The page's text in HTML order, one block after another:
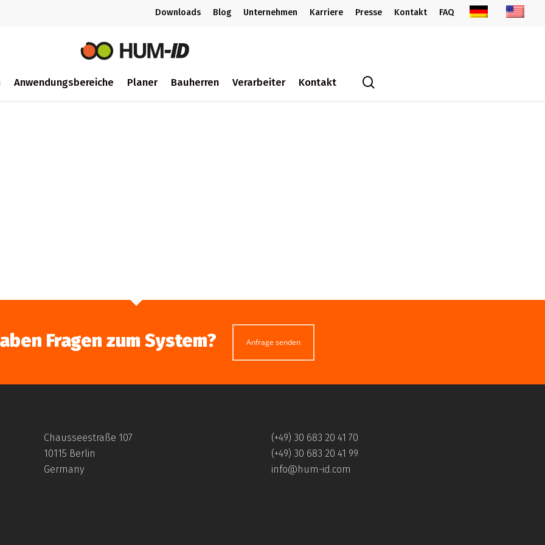
Downloads Blog Unternehmen Karriere Presse Kontakt FAQ
Anwendungsbereiche Planer Bauherren Verarbeiter Kontakt
Fragen zum System? Anfrage senden
Chausseestraße 107
10115 Berlin
Germany
(+49) 30 683 20 41 70
(+49) 30 683 20 41 99
info@hum-id.com